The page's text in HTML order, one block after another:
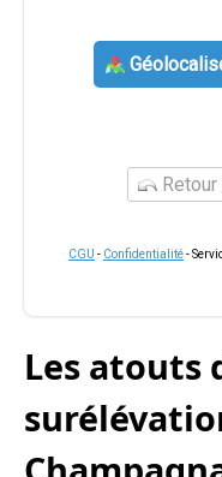
CGU - Confidentialité-
Les atouts